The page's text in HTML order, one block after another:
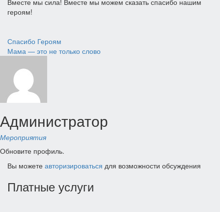
Вместе мы сила! Вместе мы можем сказать спасибо нашим
героям!
Навигация
по
записям
Спасибо Героям
Мама — это не только слово
Администратор
Мероприятия
Обновите профиль.
Вы можете авторизироваться для возможности обсуждения
Платные услуги